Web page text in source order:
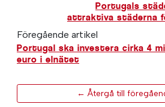
Portugals
attraktiva städerna
Föregående artikel
Portugal ska investera cirka 4
euro i elnätet
← Återgå till